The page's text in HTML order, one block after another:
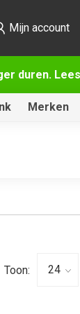
duren.
Mijn account
Merken
Toon: